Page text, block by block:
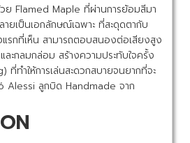
ย Flamed Maple ที่ผ่านการย้อมสีมา
ยเป็นเอกลักษณ์เฉพาะ ที่สะดุดตากับ
รกที่เห็น สามารถตอบสนองต่อเสียงสูง
ละกลมกล่อม สร้างความประทับใจครั้ง
ที่ทำให้การเล่นสะดวกสบายจนยากที่จะ
Alessi ลูกบิด Handmade จาก